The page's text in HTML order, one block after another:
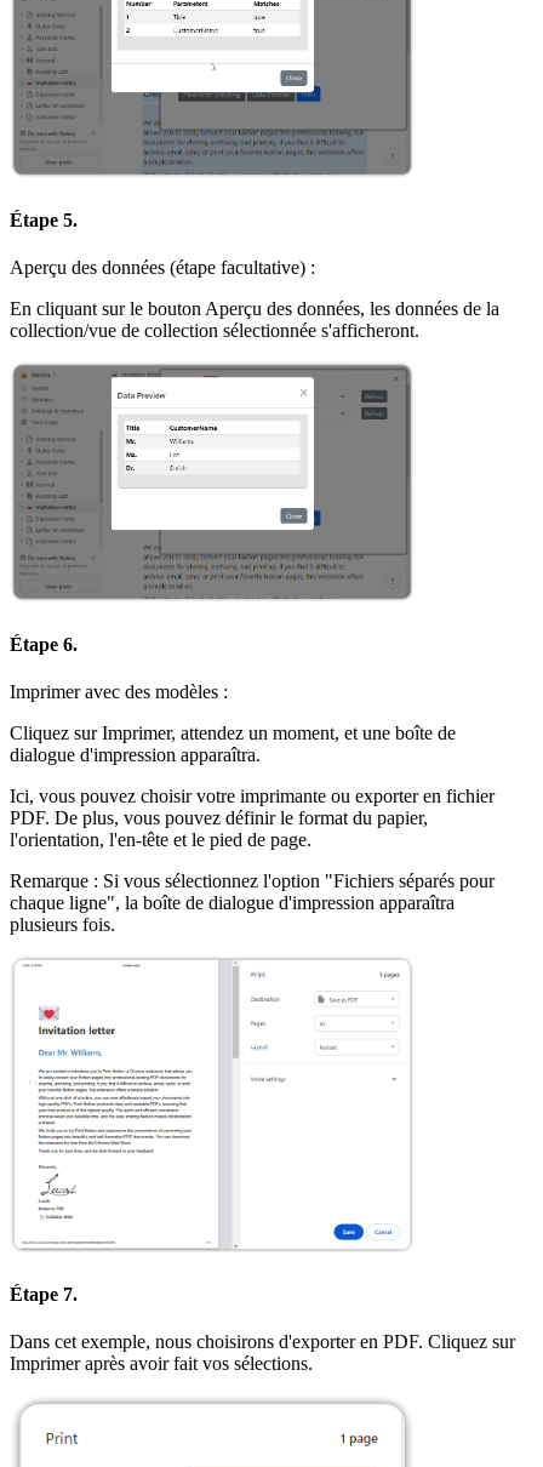
Étape 5.
Aperçu des données (étape facultative) :
En cliquant sur le bouton Aperçu des données, les données de la
collection/vue de collection sélectionnée s'afficheront.
Étape 6.
Imprimer avec des modèles :
Cliquez sur Imprimer, attendez un moment, et une boîte de
dialogue d'impression apparaîtra.
Ici, vous pouvez choisir votre imprimante ou exporter en fichier
PDF. De plus, vous pouvez définir le format du papier,
l'orientation, l'en-tête et le pied de page.
Remarque : Si vous sélectionnez l'option "Fichiers séparés pour
chaque ligne", la boîte de dialogue d'impression apparaîtra
plusieurs fois.
Étape 7.
Dans cet exemple, nous choisirons d'exporter en PDF. Cliquez sur
Imprimer après avoir fait vos sélections.